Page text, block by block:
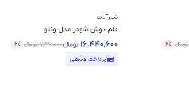
تومانء ۶٪
درصد تخفیف
شیرآلات
علم دوش شودر مدل ونتو
۱۶٬۴۴۰٬۶۰۰ تومانء۱۷٬۴۹۰٬۰۰۰تومانء
قیمت محصول
۶٪
درصد
پرداخت قسطی